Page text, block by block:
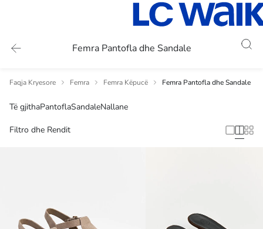
Femra Pantofla dhe Sandale
Faqja Kryesore Femra Femra Këpucë Femra Pantofla dhe Sandale
Të gjithaPantoflaSandaleNallane
Filtro dhe Rendit